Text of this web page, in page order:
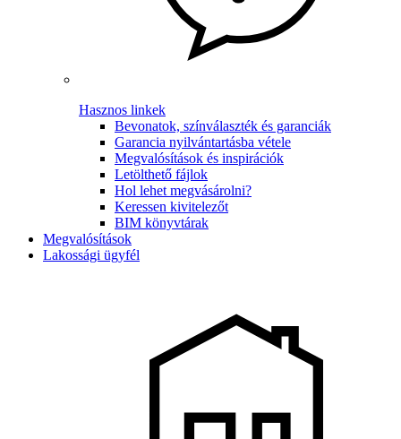
Hasznos linkek
Bevonatok, színválaszték és garanciák
Garancia nyilvántartásba vétele
Megvalósítások és inspirációk
Letölthető fájlok
Hol lehet megvásárolni?
Keressen kivitelezőt
BIM könyvtárak
Megvalósítások
Lakossági ügyfél